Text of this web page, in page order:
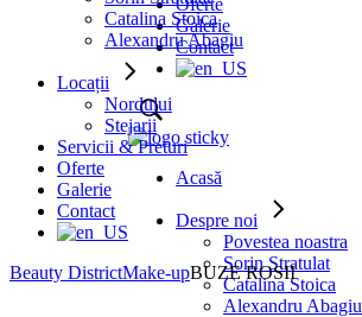
Oferte
Galerie
Contact
Acasă
Despre noi
Povestea noastra
Sorin Stratulat
Catalina Stoica
Alexandru Abagiu
Catalina Stoica
Alexandru Abagiu
Locații
Nordului
Stejarii
Servicii & Preturi
Oferte
Galerie
Contact
Beauty DistrictMake-upBUZE ROSII